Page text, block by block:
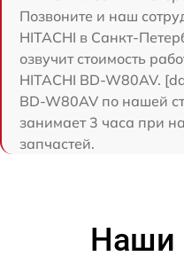
Позвоните и наш
HITACHI в Санкт-
озвучит стоимость
HITACHI BD-W80AV.
BD-W80AV по нашей
занимает 3 часа при
запчастей.
Наши